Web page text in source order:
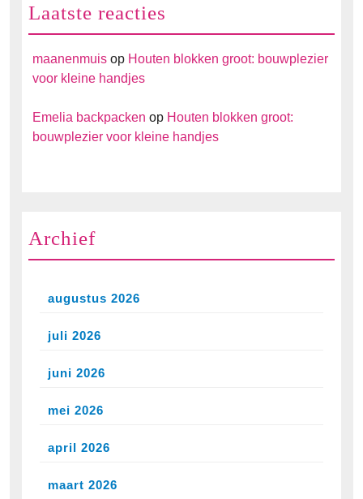
Laatste reacties
maanenmuis op Houten blokken groot: bouwplezier
voor kleine handjes
Emelia backpacken op Houten blokken groot:
bouwplezier voor kleine handjes
Archief
augustus 2026
juli 2026
juni 2026
mei 2026
april 2026
maart 2026